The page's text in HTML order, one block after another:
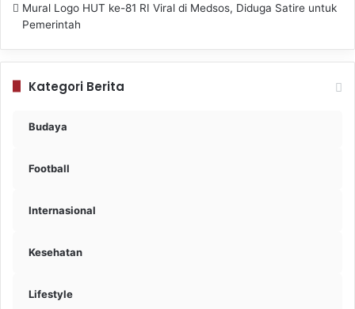
Mural Logo HUT ke-81 RI Viral di Medsos, Diduga Satire untuk
Pemerintah
Kategori Berita
Budaya
Football
Internasional
Kesehatan
Lifestyle